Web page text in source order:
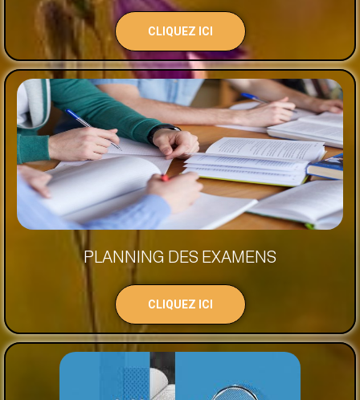
CLIQUEZ ICI
PLANNING DES EXAMENS
CLIQUEZ ICI